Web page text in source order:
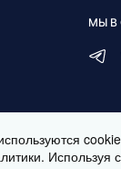
МЫ В
Используя